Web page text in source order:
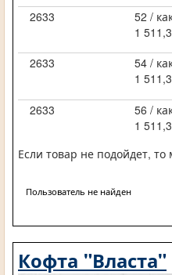
2633
52 /
1
2633
54 /
1
2633
56 /
1
Если товар не подойдет,
Пользователь не найден
Кофта "Власта"